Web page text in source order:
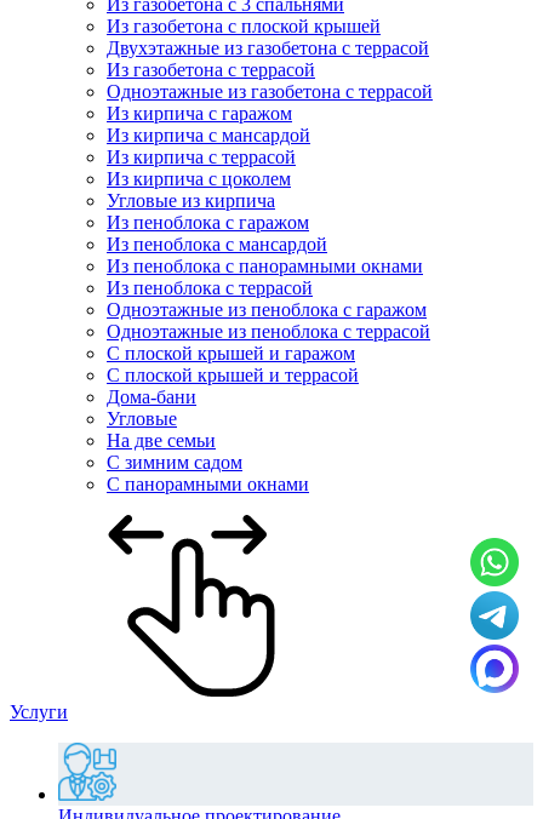
Из газобетона с 3 спальнями
Из газобетона с плоской крышей
Двухэтажные из газобетона с террасой
Из газобетона с террасой
Одноэтажные из газобетона с террасой
Из кирпича с гаражом
Из кирпича с мансардой
Из кирпича с террасой
Из кирпича с цоколем
Угловые из кирпича
Из пеноблока с гаражом
Из пеноблока с мансардой
Из пеноблока с панорамными окнами
Из пеноблока с террасой
Одноэтажные из пеноблока с гаражом
Одноэтажные из пеноблока с террасой
С плоской крышей и гаражом
С плоской крышей и террасой
Дома-бани
Угловые
На две семьи
С зимним садом
С панорамными окнами
Услуги